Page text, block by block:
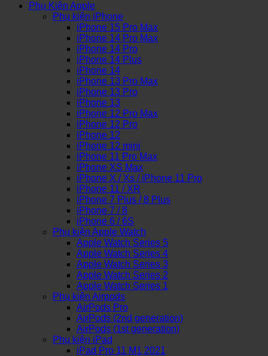
Phụ Kiện Apple
Phụ kiện iPhone
iPhone 15 Pro Max
iPhone 14 Pro Max
iPhone 14 Pro
iPhone 14 Plus
iPhone 14
iPhone 13 Pro Max
iPhone 13 Pro
iPhone 13
iPhone 12 Pro Max
iPhone 12 Pro
iPhone 12
iPhone 12 mini
iPhone 11 Pro Max
iPhone XS Max
iPhone X / Xs / iPhone 11 Pro
iPhone 11 / XR
iPhone 7 Plus / 8 Plus
iPhone 7 / 8
iPhone 6 / 6S
Phụ kiện Apple Watch
Apple Watch Series 5
Apple Watch Series 4
Apple Watch Series 3
Apple Watch Series 2
Apple Watch Series 1
Phụ kiện Airpods
AirPods Pro
AirPods (2nd generation)
AirPods (1st generation)
Phụ kiện iPad
iPad Pro 11 M1 2021